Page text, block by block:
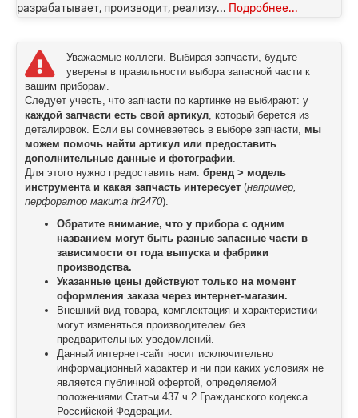
разрабатывает, производит, реализу... Подробнее...
Уважаемые коллеги. Выбирая запчасти, будьте
уверены в правильности выбора запасной части к
вашим приборам.
Следует учесть, что запчасти по картинке не выбирают: у
каждой запчасти есть свой артикул, который берется из
деталировок. Если вы сомневаетесь в выборе запчасти, мы
можем помочь найти артикул или предоставить
дополнительные данные и фотографии.
Для этого нужно предоставить нам: бренд > модель
инструмента и какая запчасть интересует (например,
перфоратор макита hr2470).
Обратите внимание, что у прибора с одним
названием могут быть разные запасные части в
зависимости от года выпуска и фабрики
производства.
Указанные цены действуют только на момент
оформления заказа через интернет-магазин.
Внешний вид товара, комплектация и характеристики
могут изменяться производителем без
предварительных уведомлений.
Данный интернет-сайт носит исключительно
информационный характер и ни при каких условиях не
является публичной офертой, определяемой
положениями Статьи 437 ч.2 Гражданского кодекса
Российской Федерации.